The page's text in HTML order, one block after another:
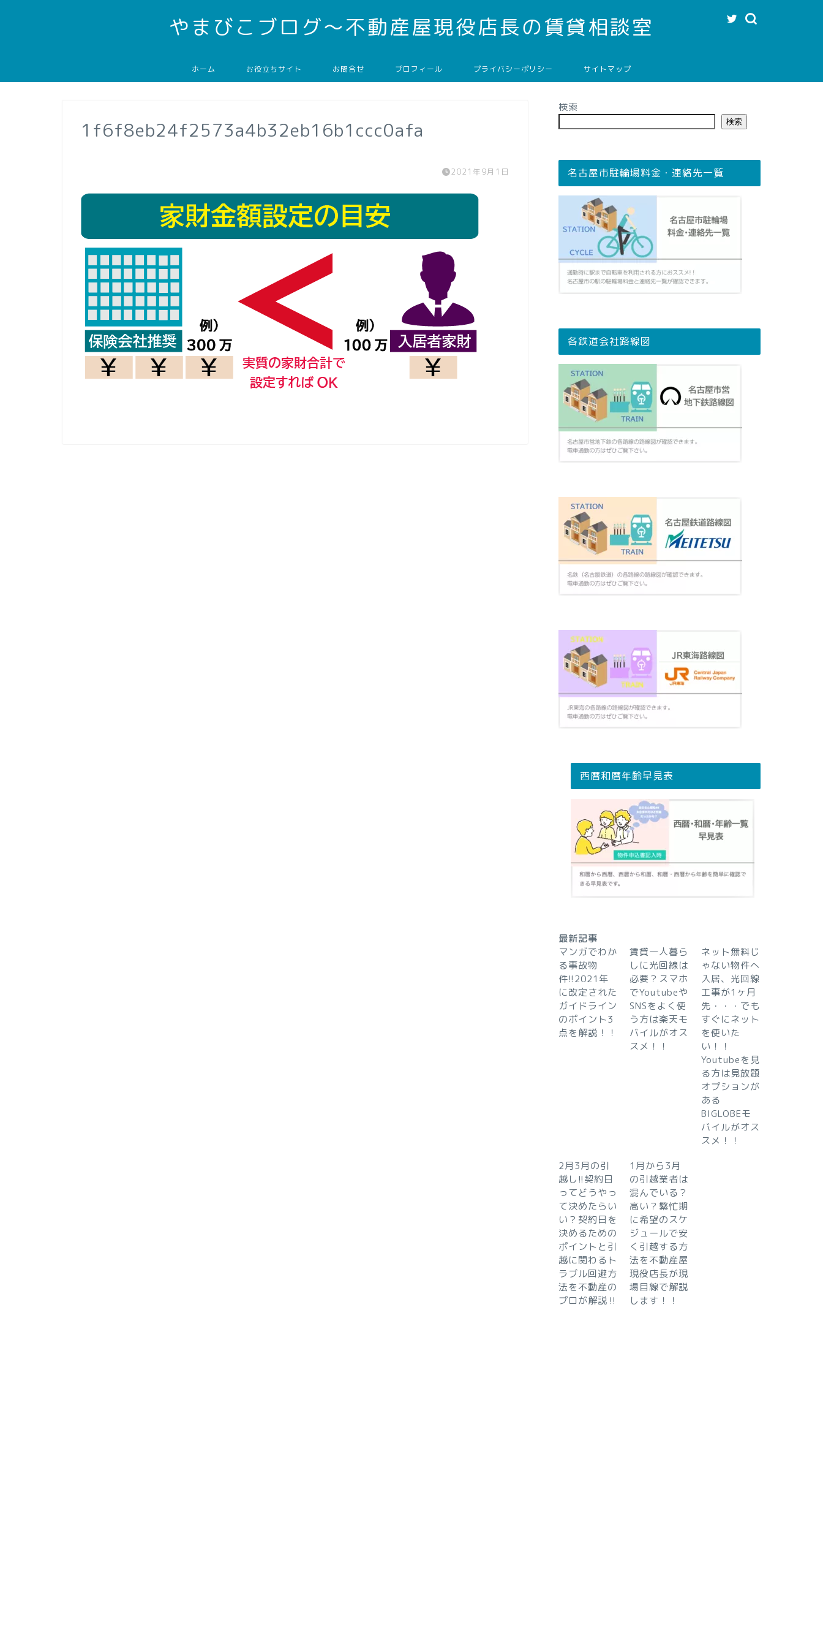
やまびこブログ～不動産屋現役店長の賃貸相談室
ホーム お役立ちサイト お問合せ プロフィール プライバシーポリシー サイトマップ
1f6f8eb24f2573a4b32eb16b1ccc0afa
2021年9月1日
検索
検索
名古屋市駐輪場料金・連絡先一覧
各鉄道会社路線図
西暦和暦年齢早見表
最新記事
マンガでわか
る事故物
件!!2021年
に改定された
ガイドライン
のポイント3
点を解説！！
賃貸一人暮ら
しに光回線は
必要？スマホ
でYoutubeや
SNSをよく使
う方は楽天モ
バイルがオス
スメ！！
ネット無料じ
ゃない物件へ
入居、光回線
工事が1ヶ月
先・・・でも
すぐにネット
を使いた
い！！
Youtubeを見
る方は見放題
オプションが
ある
BIGLOBEモ
バイルがオス
スメ！！
2月3月の引
越し!!契約日
ってどうやっ
て決めたらい
い？契約日を
決めるための
ポイントと引
越に関わるト
ラブル回避方
法を不動産の
プロが解説‼︎
1月から3月
の引越業者は
混んでいる？
高い？繁忙期
に希望のスケ
ジュールで安
く引越する方
法を不動産屋
現役店長が現
場目線で解説
します！！